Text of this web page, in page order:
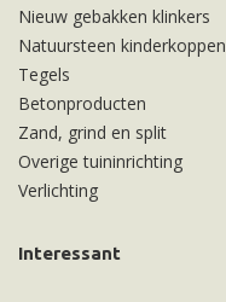
Nieuw gebakken klinkers
Natuursteen kinderkoppen
Tegels
Betonproducten
Zand, grind en split
Overige tuininrichting
Verlichting
Interessant